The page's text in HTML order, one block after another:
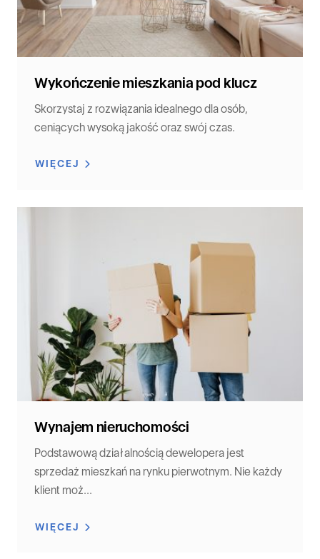
Wykończenie mieszkania pod klucz
Skorzystaj z rozwiązania idealnego dla osób,
ceniących wysoką jakość oraz swój czas.
WIĘCEJ
Wynajem nieruchomości
Podstawową działalnością dewelopera jest
sprzedaż mieszkań na rynku pierwotnym. Nie każdy
klient moż...
WIĘCEJ